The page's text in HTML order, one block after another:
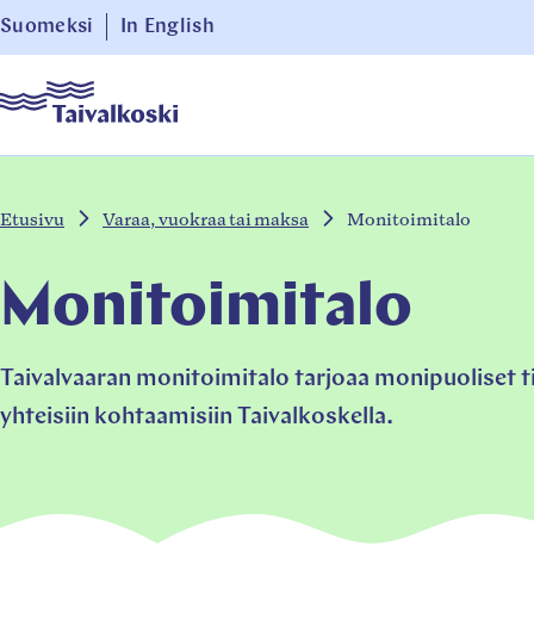
Siirry
sisältöön
Suomeksi In English
Taivalkoski
Etusivu Varaa, vuokraa tai maksa Monitoimitalo
Monitoimitalo
Taivalvaaran monitoimitalo tarjoaa monipuoliset
yhteisiin kohtaamisiin Taivalkoskella.